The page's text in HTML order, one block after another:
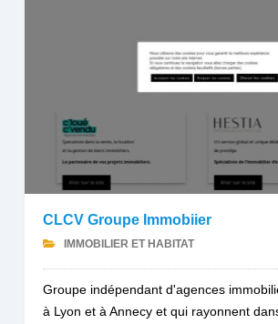
CLCV Groupe Immobiier
IMMOBILIER ET HABITAT
Groupe indépendant d'agences
à Lyon et à Annecy et qui rayonnent